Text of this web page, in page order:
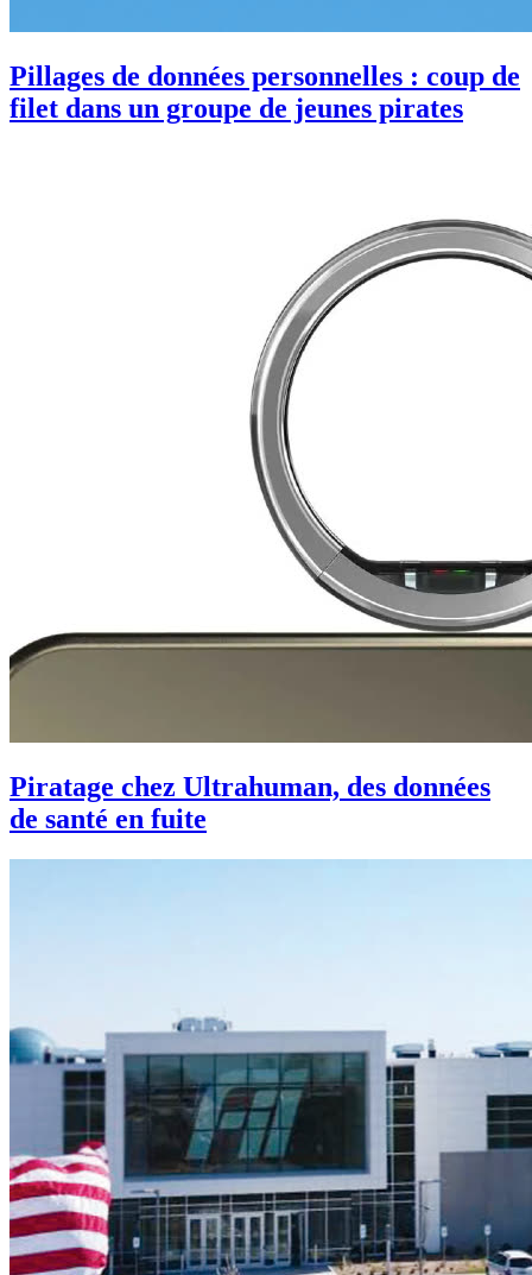
Pillages de données personnelles : coup de
filet dans un groupe de jeunes pirates
Piratage chez Ultrahuman, des données
de santé en fuite